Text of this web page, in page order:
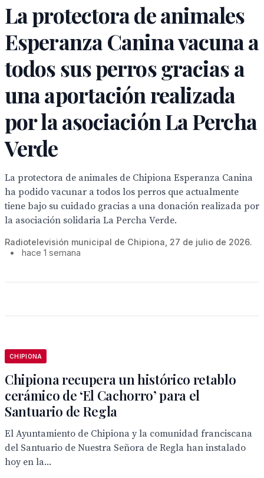
La protectora de animales
Esperanza Canina vacuna a
todos sus perros gracias a
una aportación realizada
por la asociación La Percha
Verde
La protectora de animales de Chipiona Esperanza Canina
ha podido vacunar a todos los perros que actualmente
tiene bajo su cuidado gracias a una donación realizada por
la asociación solidaria La Percha Verde.
Radiotelevisión municipal de Chipiona, 27 de julio de 2026.
•
hace 1 semana
CHIPIONA
Chipiona recupera un histórico retablo
cerámico de ‘El Cachorro’ para el
Santuario de Regla
El Ayuntamiento de Chipiona y la comunidad franciscana
del Santuario de Nuestra Señora de Regla han instalado
hoy en la...